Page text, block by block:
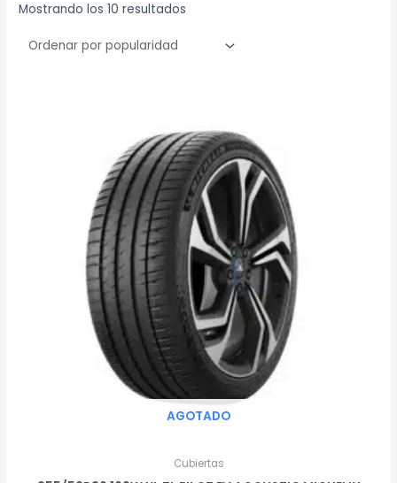
Mostrando los 10 resultados
AGOTADO
Cubiertas